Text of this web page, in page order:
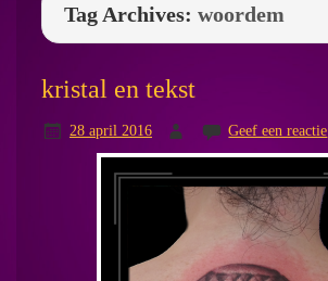
Tag Archives: woordem
kristal en tekst
28 april 2016 Geef een reactie